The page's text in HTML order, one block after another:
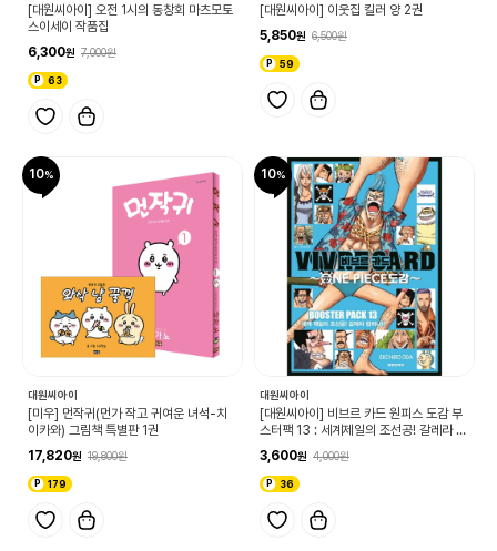
[대원씨아이] 오전 1시의 동창회 마츠모토
스이세이 작품집
6,300
7,000
63
[대원씨아이] 이웃집 킬러 양 2권
5,850
6,500
59
10
대원씨아이
[미우] 먼작귀(먼가 작고 귀여운 녀석-치
이카와) 그림책 특별판 1권
17,820
19,800
179
10
대원씨아이
[대원씨아이] 비브르 카드 원피스 도감 부
스터팩 13 : 세계제일의 조선공! 갈레라 컴
3,600 4,000
36